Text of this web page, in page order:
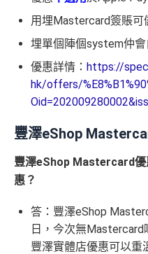
用埋Mastercard簽賬可
埋單個陣個system仲
優惠詳情： https://
hk/offers/
豐澤eShop
豐澤eShop Mastercard優
惠？
答：豐澤eShop
日，今次無
豐澤實體店優惠可以重